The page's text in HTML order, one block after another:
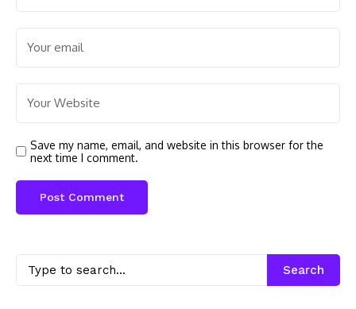
Save my name, email, and website in this browser for the
next time I comment.
Search